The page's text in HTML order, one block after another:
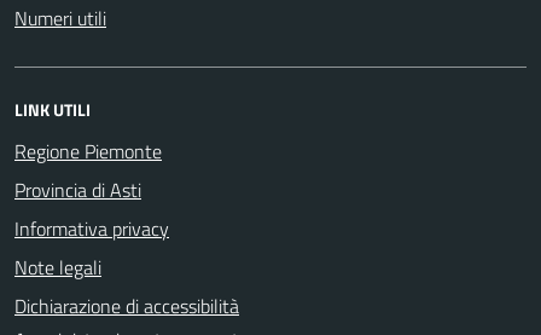
Numeri utili
LINK UTILI
Regione Piemonte
Provincia di Asti
Informativa privacy
Note legali
Dichiarazione di accessibilità